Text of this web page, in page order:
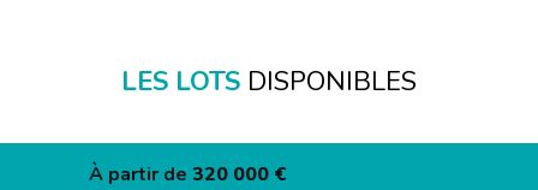
LES LOTS DISPONIBLES
À partir de 320 000 €